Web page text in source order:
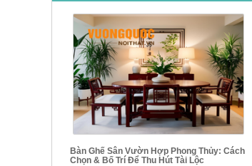
Bàn Ghế Sân Vườn Hợp Phong Thủy: Cách
Chọn & Bố Trí Để Thu Hút Tài Lộc